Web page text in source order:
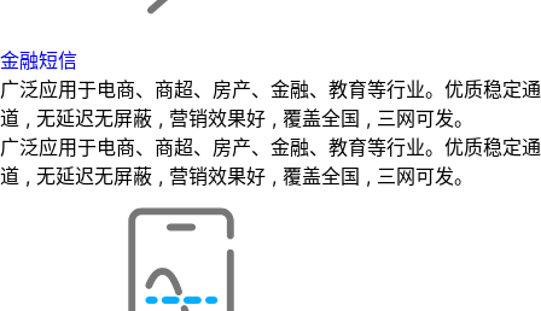
金融短信
广泛应用于电商、商超、房产、金融、教育等行业。优质稳定通
道 , 无延迟无屏蔽 , 营销效果好 , 覆盖全国 , 三网可发。
广泛应用于电商、商超、房产、金融、教育等行业。优质稳定通
道 , 无延迟无屏蔽 , 营销效果好 , 覆盖全国 , 三网可发。